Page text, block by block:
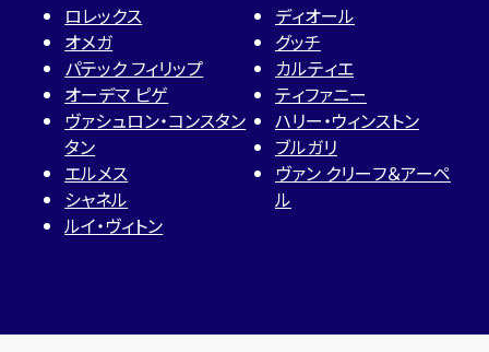
ロレックス
オメガ
パテック フィリップ
オーデマ ピゲ
ヴァシュロン・コンスタン
タン
エルメス
シャネル
ルイ・ヴィトン
ディオール
グッチ
カルティエ
ティファニー
ハリー・ウィンストン
ブルガリ
ヴァン クリーフ＆アーペ
ル